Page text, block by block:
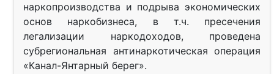
наркопроизводства и подрыва экономических
основ наркобизнеса, в т.ч. пресечения
легализации наркодоходов, проведена
субрегиональная антинаркотическая операция
«Канал-Янтарный берег».